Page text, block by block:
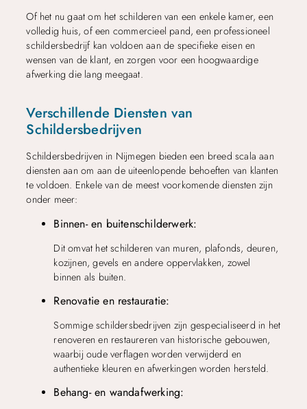
Of het nu gaat om het schilderen van een enkele kamer, een
volledig huis, of een commercieel pand, een professioneel
schildersbedrijf kan voldoen aan de specifieke eisen en
wensen van de klant, en zorgen voor een hoogwaardige
afwerking die lang meegaat.
Verschillende Diensten van
Schildersbedrijven
Schildersbedrijven in Nijmegen bieden een breed scala aan
diensten aan om aan de uiteenlopende behoeften van klanten
te voldoen. Enkele van de meest voorkomende diensten zijn
onder meer:
Binnen- en buitenschilderwerk:
Dit omvat het schilderen van muren, plafonds, deuren,
kozijnen, gevels en andere oppervlakken, zowel
binnen als buiten.
Renovatie en restauratie:
Sommige schildersbedrijven zijn gespecialiseerd in het
renoveren en restaureren van historische gebouwen,
waarbij oude verflagen worden verwijderd en
authentieke kleuren en afwerkingen worden hersteld.
Behang- en wandafwerking: